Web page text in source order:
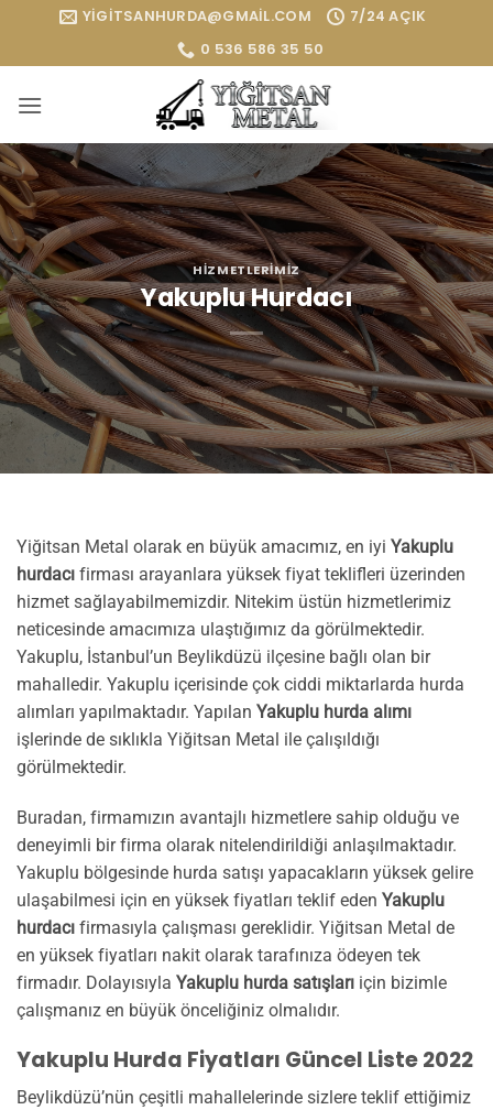
YIGITSANHURDA@GMAIL.COM
7/24 AÇIK
0 536 586 35 50
HIZMETLERIMIZ
Yakuplu Hurdacı
Yiğitsan Metal olarak en büyük amacımız, en iyi Yakuplu
hurdacı firması arayanlara yüksek fiyat teklifleri üzerinden
hizmet sağlayabilmemizdir. Nitekim üstün hizmetlerimiz
neticesinde amacımıza ulaştığımız da görülmektedir.
Yakuplu, İstanbul’un Beylikdüzü ilçesine bağlı olan bir
mahalledir. Yakuplu içerisinde çok ciddi miktarlarda hurda
alımları yapılmaktadır. Yapılan Yakuplu hurda alımı
işlerinde de sıklıkla Yiğitsan Metal ile çalışıldığı
görülmektedir.
Buradan, firmamızın avantajlı hizmetlere sahip olduğu ve
deneyimli bir firma olarak nitelendirildiği anlaşılmaktadır.
Yakuplu bölgesinde hurda satışı yapacakların yüksek gelire
ulaşabilmesi için en yüksek fiyatları teklif eden Yakuplu
hurdacı firmasıyla çalışması gereklidir. Yiğitsan Metal de
en yüksek fiyatları nakit olarak tarafınıza ödeyen tek
firmadır. Dolayısıyla Yakuplu hurda satışları için bizimle
çalışmanız en büyük önceliğiniz olmalıdır.
Yakuplu Hurda Fiyatları Güncel Liste 2022
Beylikdüzü’nün çeşitli mahallelerinde sizlere teklif ettiğimiz